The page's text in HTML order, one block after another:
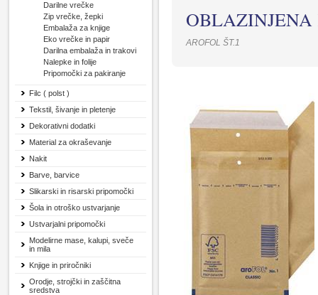
Darilne vrečke
Zip vrečke, žepki
Embalaža za knjige
Eko vrečke in papir
Darilna embalaža in trakovi
Nalepke in folije
Pripomočki za pakiranje
Filc ( polst )
Tekstil, šivanje in pletenje
Dekorativni dodatki
Material za okraševanje
Nakit
Barve, barvice
Slikarski in risarski pripomočki
Šola in otroško ustvarjanje
Ustvarjalni pripomočki
Modelirne mase, kalupi, sveče
in mila
Knjige in priročniki
Orodje, strojčki in zaščitna
sredstva
AROFOL ŠT.1